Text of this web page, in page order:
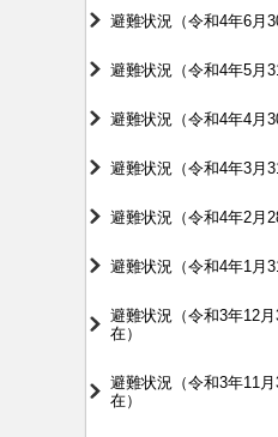
避難状況（令和4年6月
避難状況（令和4年5月
避難状況（令和4年4月
避難状況（令和4年3月
避難状況（令和4年2月
避難状況（令和4年1月
避難状況（令和3年12
在）
避難状況（令和3年11
在）